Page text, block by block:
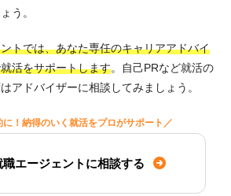
う。
トでは、あなた専任のキャリアアドバイ
活をサポートします。自己PRなど就活の
アドバイザーに相談してみましょう。
に！納得のいく就活をプロがサポート／
職エージェントに相談する